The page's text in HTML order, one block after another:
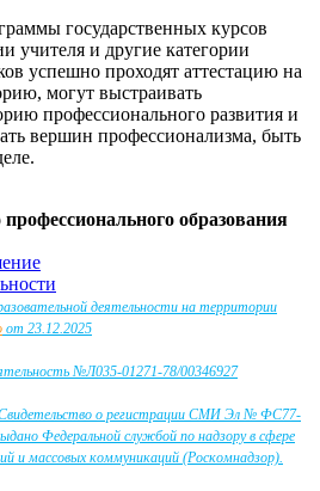
государственных курсов
учителя и другие категории
успешно проходят аттестацию на
могут выстраивать
профессионального развития и
вершин профессионализма, быть
образования
деятельности на территории
от 23.12.2025
№Л035-01271-78/00346927
о регистрации СМИ Эл № ФС77-
Федеральной службой по надзору в сфере
и массовых коммуникаций (Роскомнадзор).